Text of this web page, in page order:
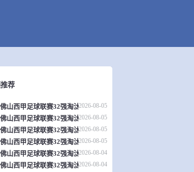
荐
山西甲足球联赛32强淘汰赛 肇庆恒骏成 VS 三七互娱 全场录像
2026-08-05
山西甲足球联赛32强淘汰赛 贪玩游戏 VS 美的薪火 全场录像
2026-08-05
山西甲足球联赛32强淘汰赛 广东西南建设 VS 香港圣徒 全场录像
2026-08-05
山西甲足球联赛32强淘汰赛 藝品高國際 VS 湛江狂狼·粵辉能源
2026-08-05
山西甲足球联赛32强淘汰赛 广州求信 VS 顺德新青年 全场录像
2026-08-04
山西甲足球联赛32强淘汰赛 广东客家青年 VS 广州英华思力U17
2026-08-04